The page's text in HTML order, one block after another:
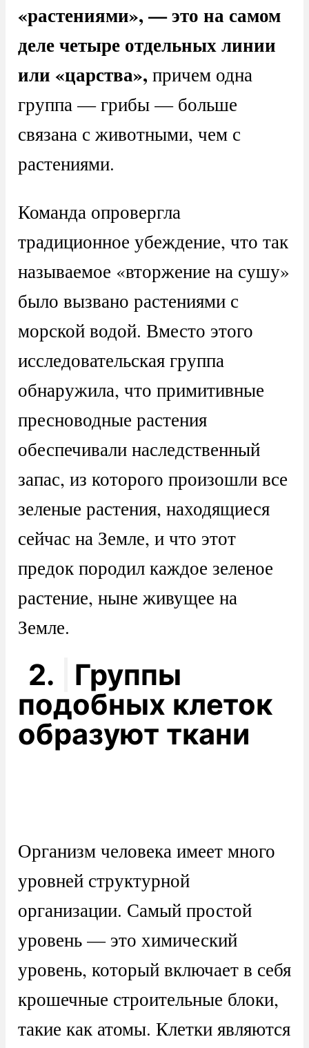
«растениями», — это на самом
деле четыре отдельных линии
или «царства», причем одна
группа — грибы — больше
связана с животными, чем с
растениями.
Команда опровергла
традиционное убеждение, что так
называемое «вторжение на сушу»
было вызвано растениями с
морской водой. Вместо этого
исследовательская группа
обнаружила, что примитивные
пресноводные растения
обеспечивали наследственный
запас, из которого произошли все
зеленые растения, находящиеся
сейчас на Земле, и что этот
предок породил каждое зеленое
растение, ныне живущее на
Земле.
2.
Группы
подобных клеток
образуют ткани
Организм человека имеет много
уровней структурной
организации. Самый простой
уровень — это химический
уровень, который включает в себя
крошечные строительные блоки,
такие как атомы. Клетки являются